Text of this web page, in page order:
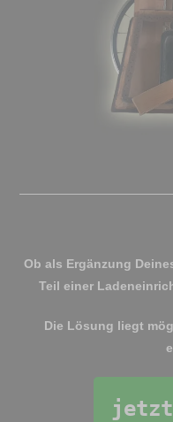
Ob als Ergänzung
Teil einer
Die Lösung liegt
jetzt